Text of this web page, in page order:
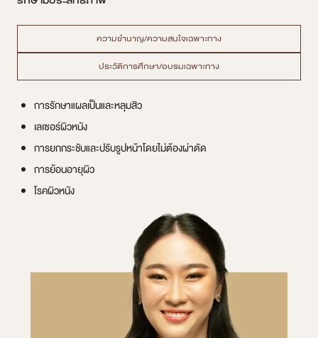
ความชำนาญ/ความสนใจเฉพาะทาง
ประวัติการศึกษา/อบรมเฉพาะทาง
การรักษาแผลเป็นและหลุมสิว
เลเซอร์ผิวหนัง
การยกกระชับและปรับรูปหน้าโดยไม่ต้องผ่าตัด
การย้อนอายุผิว
โรคผิวหนัง